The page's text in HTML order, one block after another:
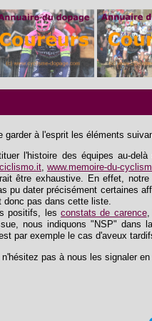
garder à l'esprit les éléments
l'histoire des équipes au-
, www.memoire-du-
être exhaustive. En effet, notre
pu dater précisément certaines
donc pas dans cette liste.
positifs, les constats de carence,
nous indiquons "NSP" dans
par exemple le cas d'aveux
pas à nous les signaler